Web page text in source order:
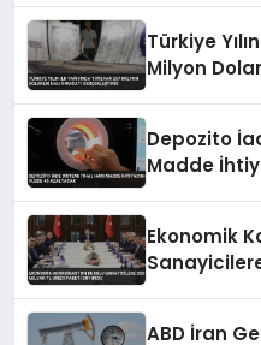
Türkiye
Milyon
Depozito
Madde
Ekonomik
ABD İran